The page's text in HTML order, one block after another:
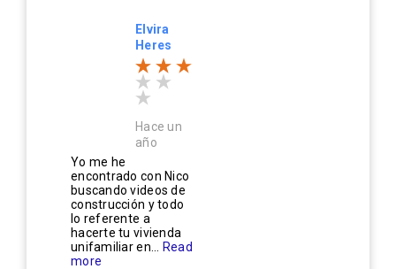
Elvira
Heres
Hace un
año
Yo me he
encontrado con Nico
buscando videos de
construcción y todo
lo referente a
hacerte tu vivienda
unifamiliar en...
Read
more